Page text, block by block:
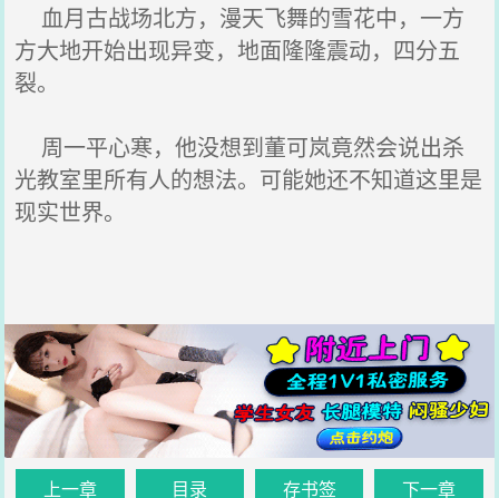
血月古战场北方，漫天飞舞的雪花中，一方
方大地开始出现异变，地面隆隆震动，四分五
裂。
周一平心寒，他没想到董可岚竟然会说出杀
光教室里所有人的想法。可能她还不知道这里是
现实世界。
上一章 目录 存书签 下一章